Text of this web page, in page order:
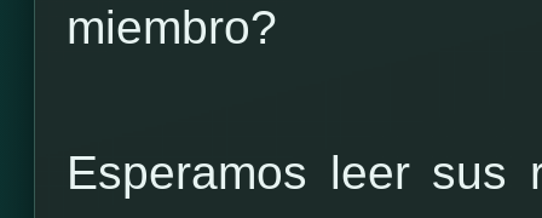
miembro?
Esperamos leer sus